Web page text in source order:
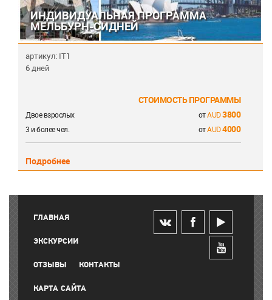
ИНДИВИДУАЛЬНАЯ ПРОГРАММА
МЕЛЬБУРН-СИДНЕЙ
артикул: IT1
6 дней
СТОИМОСТЬ ПРОГРАММЫ
Двое взрослых от 3800
3 и более чел. от 4000
Подробнее
ГЛАВНАЯ
ЭКСКУРСИИ
ОТЗЫВЫ КОНТАКТЫ
КАРТА САЙТА